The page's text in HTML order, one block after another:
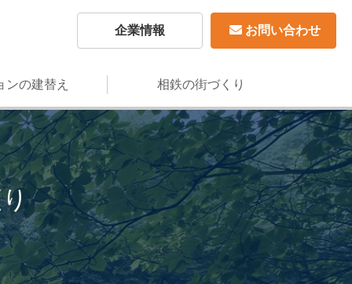
企業情報 お問い合わせ
ンの建替え 相鉄の街づくり